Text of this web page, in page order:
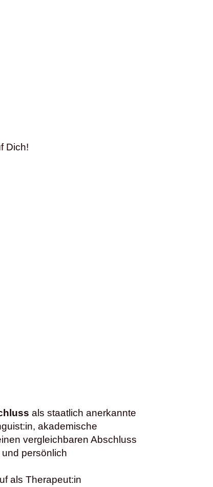
Dich!
als staatlich anerkannte
akademische
vergleichbaren Abschluss
persönlich
als Therapeut:in